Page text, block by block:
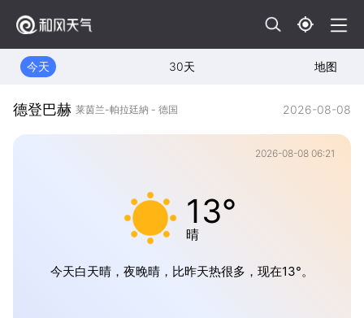
今天 30天 地图
德登巴赫 莱茵兰-帕拉廷納 - 德国 2026-08-08
2026-08-08 06:21
13°
晴
今天白天晴，夜晚晴，比昨天热很多，现在13°。